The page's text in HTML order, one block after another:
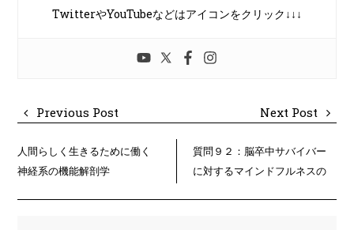
TwitterやYouTubeなどはアイコンをクリック↓↓↓
Previous Post Next Post
人間らしく生きるために働く
神経系の機能解剖学
質問９２：脳卒中サバイバー
に対するマインドフルネスの